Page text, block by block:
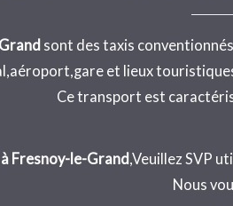
sont des taxis conventionnés
et lieux
Ce transport est
Fresnoy-le-Grand,Veuillez SVP
Nous